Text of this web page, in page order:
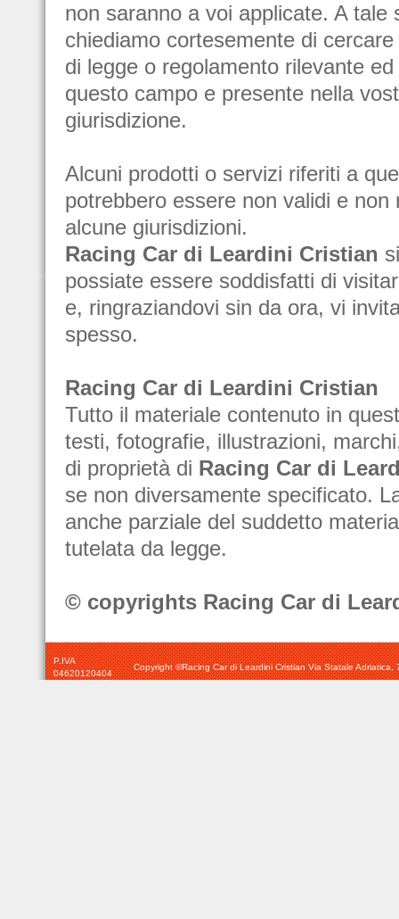
non saranno a voi applicate. A tale
chiediamo cortesemente di
di legge o regolamento rilevante
questo campo e presente nella
giurisdizione.
Alcuni prodotti o servizi riferiti a
potrebbero essere non validi e non
alcune giurisdizioni.
Racing Car di Leardini Cristian
possiate essere soddisfatti di
e, ringraziandovi sin da ora, vi
spesso.
Racing Car di Leardini Cristian
Tutto il materiale contenuto in
testi, fotografie, illustrazioni,
di proprietà di Racing Car di
se non diversamente specificato.
anche parziale del suddetto
tutelata da legge.
© copyrights Racing Car di
P.IVA
04620120404
Copyright ©Racing Car di Leardini Cristian Via Statale